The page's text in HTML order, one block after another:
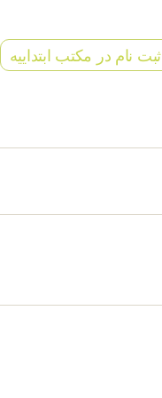
ثبت نام در مکتب ابتداییه